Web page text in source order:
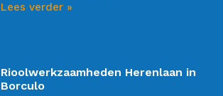
Lees verder »
Rioolwerkzaamheden Herenlaan in
Borculo